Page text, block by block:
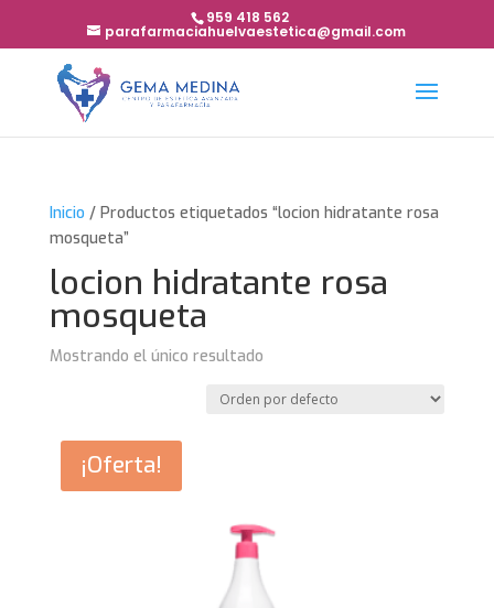
959 418 562
parafarmaciahuelvaestetica@gmail.com
Inicio / Productos etiquetados “locion hidratante rosa
mosqueta”
locion hidratante rosa
mosqueta
Mostrando el único resultado
¡Oferta!